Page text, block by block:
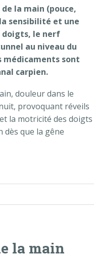
la main (pouce,
sensibilité et une
doigts, le nerf
au niveau du
médicaments sont
carpien.
douleur dans le
provoquant réveils
la motricité des doigts
dès que la gêne
la main